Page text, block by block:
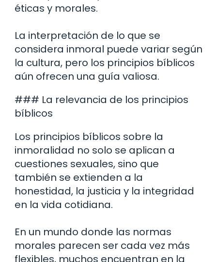
éticas y morales.
La interpretación de lo que se
considera inmoral puede variar según
la cultura, pero los principios bíblicos
aún ofrecen una guía valiosa.
### La relevancia de los principios
bíblicos
Los principios bíblicos sobre la
inmoralidad no solo se aplican a
cuestiones sexuales, sino que
también se extienden a la
honestidad, la justicia y la integridad
en la vida cotidiana.
En un mundo donde las normas
morales parecen ser cada vez más
flexibles, muchos encuentran en la